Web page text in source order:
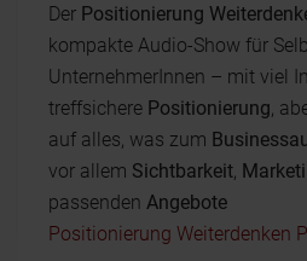
Der Positionierung
kompakte Audio-Show für
UnternehmerInnen – mit viel
treffsichere Positionierung ,
auf alles, was zum
vor allem Sichtbarkeit
passenden Angebote
Positionierung Weiterdenken